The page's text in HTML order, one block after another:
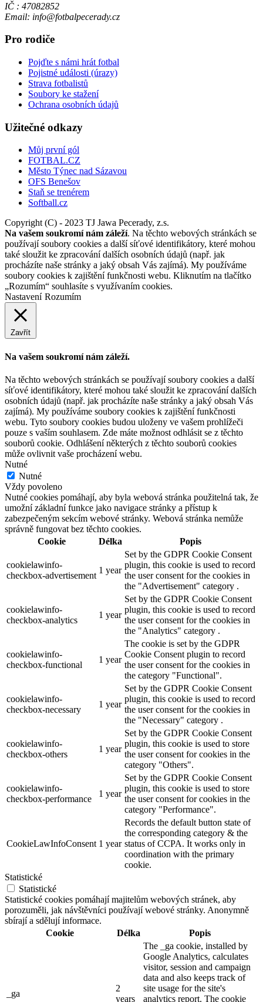
IČ : 47082852
Email: info@fotbalpecerady.cz
Pro rodiče
Pojďte s námi hrát fotbal
Pojistné události (úrazy)
Strava fotbalistů
Soubory ke stažení
Ochrana osobních údajů
Užitečné odkazy
Můj první gól
FOTBAL.CZ
Město Týnec nad Sázavou
OFS Benešov
Staň se trenérem
Softball.cz
Copyright (C) - 2023 TJ Jawa Pecerady, z.s.
Na vašem soukromí nám záleží. Na těchto webových stránkách se
používají soubory cookies a další síťové identifikátory, které mohou
také sloužit ke zpracování dalších osobních údajů (např. jak
procházíte naše stránky a jaký obsah Vás zajímá). My používáme
soubory cookies k zajištění funkčnosti webu. Kliknutím na tlačítko
„Rozumím“ souhlasíte s využívaním cookies.
Nastavení Rozumím
Zavřít
Na vašem soukromí nám záleží.
Na těchto webových stránkách se používají soubory cookies a další
síťové identifikátory, které mohou také sloužit ke zpracování dalších
osobních údajů (např. jak procházíte naše stránky a jaký obsah Vás
zajímá). My používáme soubory cookies k zajištění funkčnosti
webu. Tyto soubory cookies budou uloženy ve vašem prohlížeči
pouze s vaším souhlasem. Zde máte možnost odhlásit se z těchto
souborů cookie. Odhlášení některých z těchto souborů cookies
může ovlivnit vaše procházení webu.
Nutné
Nutné
Vždy povoleno
Nutné cookies pomáhají, aby byla webová stránka použitelná tak, že
umožní základní funkce jako navigace stránky a přístup k
zabezpečeným sekcím webové stránky. Webová stránka nemůže
správně fungovat bez těchto cookies.
Cookie
Délka Popis
cookielawinfo-
checkbox-advertisement
1 year
Set by the GDPR Cookie Consent
plugin, this cookie is used to record
the user consent for the cookies in
the "Advertisement" category .
cookielawinfo-
checkbox-analytics
1 year
Set by the GDPR Cookie Consent
plugin, this cookie is used to record
the user consent for the cookies in
the "Analytics" category .
cookielawinfo-
checkbox-functional
1 year
The cookie is set by the GDPR
Cookie Consent plugin to record
the user consent for the cookies in
the category "Functional".
cookielawinfo-
checkbox-necessary
1 year
Set by the GDPR Cookie Consent
plugin, this cookie is used to record
the user consent for the cookies in
the "Necessary" category .
cookielawinfo-
checkbox-others
1 year
Set by the GDPR Cookie Consent
plugin, this cookie is used to store
the user consent for cookies in the
category "Others".
cookielawinfo-
checkbox-performance
1 year
Set by the GDPR Cookie Consent
plugin, this cookie is used to store
the user consent for cookies in the
category "Performance".
CookieLawInfoConsent 1 year
Records the default button state of
the corresponding category & the
status of CCPA. It works only in
coordination with the primary
cookie.
Statistické
Statistické
Statistické cookies pomáhají majitelům webových stránek, aby
porozuměli, jak návštěvníci používají webové stránky. Anonymně
sbírají a sdělují informace.
Cookie
Délka Popis
_ga
2
years
The _ga cookie, installed by
Google Analytics, calculates
visitor, session and campaign
data and also keeps track of
site usage for the site's
analytics report. The cookie